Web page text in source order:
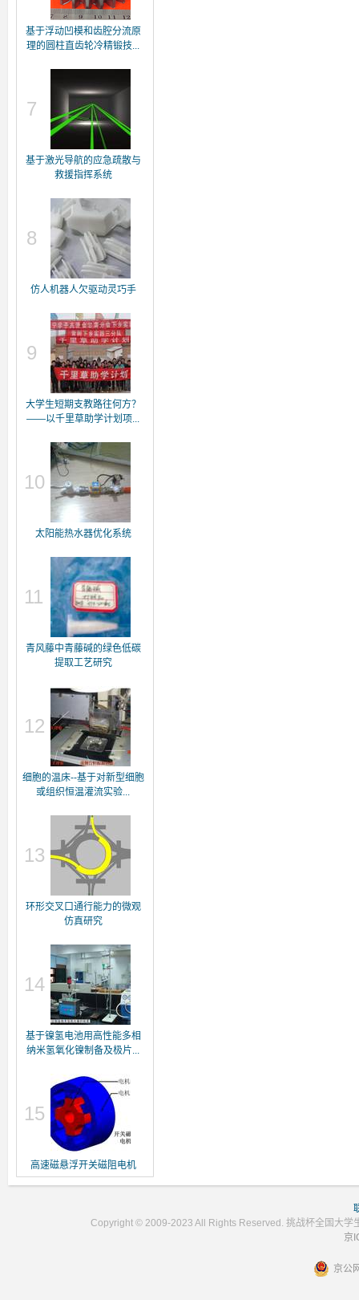
基于浮动凹模和齿腔分流原
理的圆柱直齿轮冷精锻技...
7
基于激光导航的应急疏散与
救援指挥系统
8
仿人机器人欠驱动灵巧手
9
大学生短期支教路往何方？
——以千里草助学计划项...
10
太阳能热水器优化系统
11
青风藤中青藤碱的绿色低碳
提取工艺研究
12
细胞的温床--基于对新型细胞
或组织恒温灌流实验...
13
环形交叉口通行能力的微观
仿真研究
14
基于镍氢电池用高性能多相
纳米氢氧化镍制备及极片...
15
高速磁悬浮开关磁阻电机
Copyright © 2009-2023 All Rights Reserved. 挑战杯全国大学
京
京公